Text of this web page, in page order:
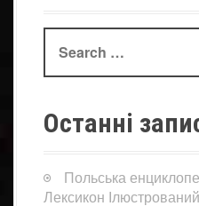
Search
for:
Останні
Польська
Лексикон Ілюстрований